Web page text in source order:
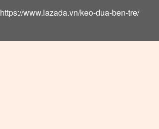
https://www.lazada.vn/keo-dua-ben-tre/